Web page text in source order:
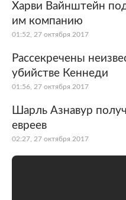
Харви Вайнштейн
им компанию
01:52, 27 октября 2017
Рассекречены
убийстве Кеннеди
01:56, 27 октября 2017
Шарль Азнавур
евреев
02:27, 27 октября 2017